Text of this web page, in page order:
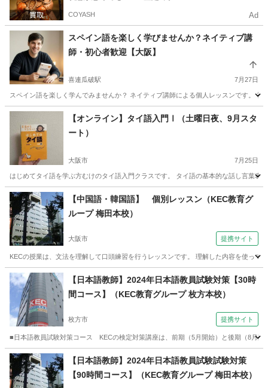
COYASH Ad
スペイン語を楽しく学びませんか？ネイティブ講
師・初心者歓迎【大阪】
喜連瓜破駅 7月27日
スペイン語を楽しく学んでみませんか？ ネイティブ講師による個人レッスンです。
大阪 大阪市 喜連瓜破駅 スペイン語 ネイティブ
【オンライン】タイ語入門Ⅰ（土曜日夜、9月スタ
ート）
大阪市 7月25日
はじめてタイ語を学ぶ方むけのタイ語入門クラスです。 タイ語の基本的な話し言葉
大阪 大阪市 タイ語 オンライン
【中国語・韓国語】 個別レッスン（KEC教育グ
ループ 梅田本校）
大阪市 提携サイト
KECの授業は、文法を理解して口頭練習を行うレッスンです。 理解した内容を使っ
大阪 大阪市 中国語
【日本語教師】2024年日本語教員試験対策【30時
間コース】（KEC教育グループ 枚方本校）
枚方市 提携サイト
■日本語教員試験対策コース KECの検定対策講座は、前期（5月開始）と後期（8月
大阪 枚方市 その他
【日本語教師】2024年日本語教員試験試験対策
【90時間コース】（KEC教育グループ 梅田本校）